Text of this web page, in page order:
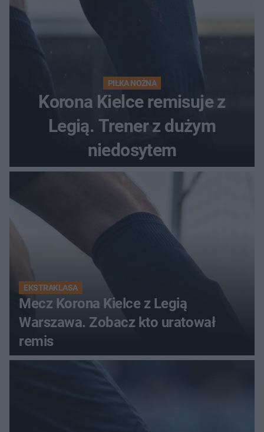
PIŁKA NOŻNA
Korona Kielce remisuje z
Legią. Trener z dużym
niedosytem
EKSTRAKLASA
Mecz Korona Kielce z Legią
Warszawa. Zobacz kto uratował
remis